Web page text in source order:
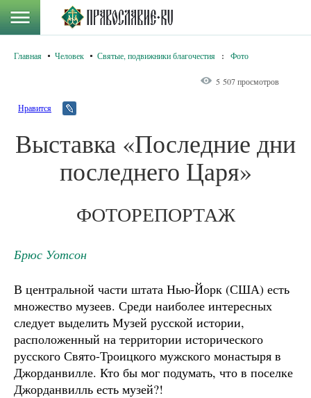
Главная Человек Святые, подвижники благочестия : Фото
5 507 просмотров
Нравится
Выставка «Последние дни
последнего Царя»
ФОТОРЕПОРТАЖ
Брюс Уотсон
В центральной части штата Нью-Йорк (США) есть
множество музеев. Среди наиболее интересных
следует выделить Музей русской истории,
расположенный на территории исторического
русского Свято-Троицкого мужского монастыря в
Джорданвилле. Кто бы мог подумать, что в поселке
Джорданвилль есть музей?!